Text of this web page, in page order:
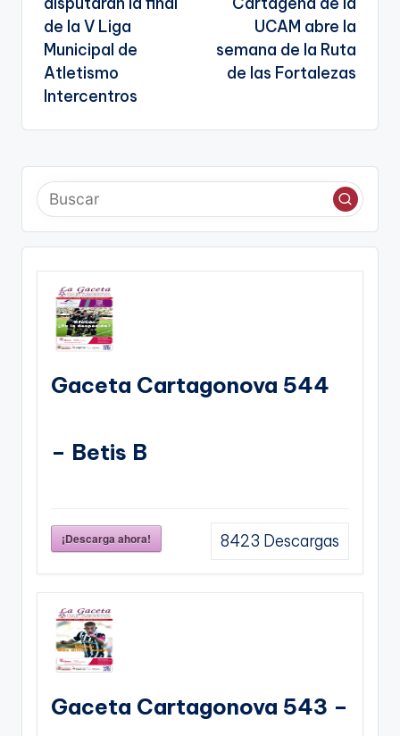
te
entradas
de la V Liga
Municipal de
Atletismo
Intercentros
UCAM abre la
semana de la Ruta
de las Fortalezas
Gaceta Cartagonova 544
– Betis B
¡Descarga ahora! 8423 Descargas
Gaceta Cartagonova 543 –